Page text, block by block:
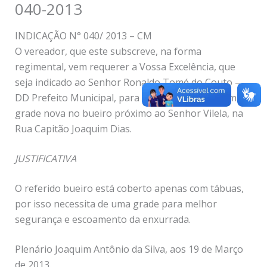
040-2013
INDICAÇÃO N° 040/ 2013 – CM
O vereador, que este subscreve, na forma
regimental, vem requerer a Vossa Excelência, que
seja indicado ao Senhor Ronaldo Tomé do Couto –
DD Prefeito Municipal, para que seja colocada uma
grade nova no bueiro próximo ao Senhor Vilela, na
Rua Capitão Joaquim Dias.
JUSTIFICATIVA
O referido bueiro está coberto apenas com tábuas,
por isso necessita de uma grade para melhor
segurança e escoamento da enxurrada.
Plenário Joaquim Antônio da Silva, aos 19 de Março
de 2013.